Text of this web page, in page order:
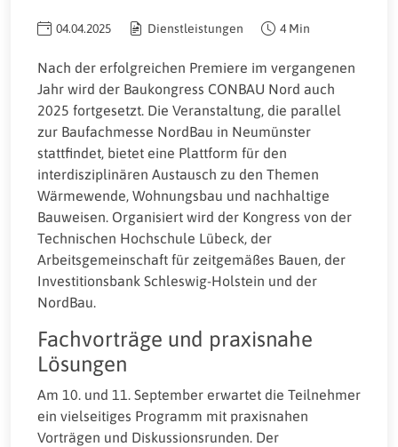
04.04.2025 Dienstleistungen 4 Min
Nach der erfolgreichen Premiere im vergangenen
Jahr wird der Baukongress CONBAU Nord auch
2025 fortgesetzt. Die Veranstaltung, die parallel
zur Baufachmesse NordBau in Neumünster
stattfindet, bietet eine Plattform für den
interdisziplinären Austausch zu den Themen
Wärmewende, Wohnungsbau und nachhaltige
Bauweisen. Organisiert wird der Kongress von der
Technischen Hochschule Lübeck, der
Arbeitsgemeinschaft für zeitgemäßes Bauen, der
Investitionsbank Schleswig-Holstein und der
NordBau.
Fachvorträge und praxisnahe
Lösungen
Am 10. und 11. September erwartet die Teilnehmer
ein vielseitiges Programm mit praxisnahen
Vorträgen und Diskussionsrunden. Der